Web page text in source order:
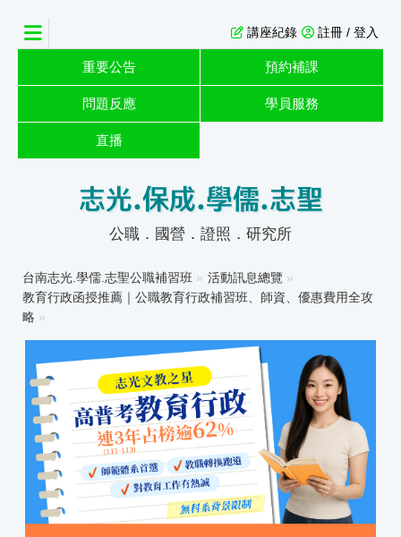
註冊 / 登入
講座紀錄
重要公告 預約補課
問題反應 學員服務
直播
志光.保成.學儒.志聖
公職．國營．證照．研究所
台南志光.學儒.志聖公職補習班 » 活動訊息總覽 »
教育行政函授推薦｜公職教育行政補習班、師資、優惠費用全攻
略 »